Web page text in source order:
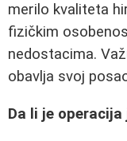
merilo kvaliteta
fizičkim
nedostacima.
obavlja svoj
Da li je operacija